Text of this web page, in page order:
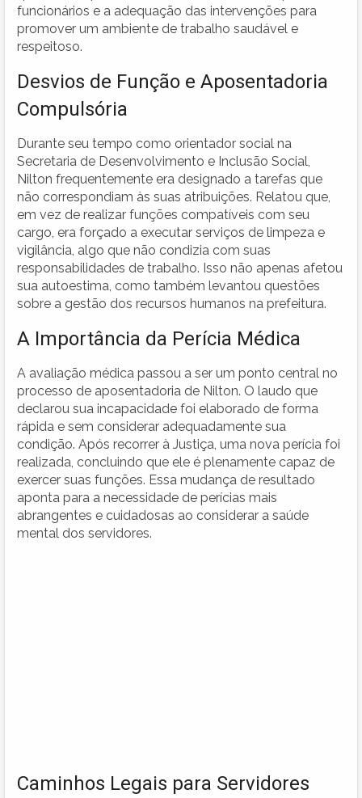
funcionários e a adequação das intervenções para
promover um ambiente de trabalho saudável e
respeitoso.
Desvios de Função e Aposentadoria
Compulsória
Durante seu tempo como orientador social na
Secretaria de Desenvolvimento e Inclusão Social,
Nilton frequentemente era designado a tarefas que
não correspondiam às suas atribuições. Relatou que,
em vez de realizar funções compatíveis com seu
cargo, era forçado a executar serviços de limpeza e
vigilância, algo que não condizia com suas
responsabilidades de trabalho. Isso não apenas afetou
sua autoestima, como também levantou questões
sobre a gestão dos recursos humanos na prefeitura.
A Importância da Perícia Médica
A avaliação médica passou a ser um ponto central no
processo de aposentadoria de Nilton. O laudo que
declarou sua incapacidade foi elaborado de forma
rápida e sem considerar adequadamente sua
condição. Após recorrer à Justiça, uma nova perícia foi
realizada, concluindo que ele é plenamente capaz de
exercer suas funções. Essa mudança de resultado
aponta para a necessidade de perícias mais
abrangentes e cuidadosas ao considerar a saúde
mental dos servidores.
Caminhos Legais para Servidores